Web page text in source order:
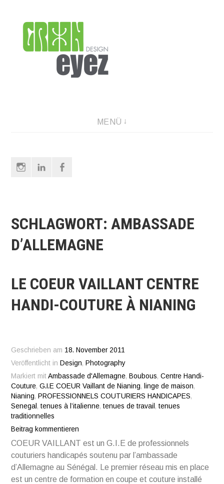
zum
Inhalt
graphic design & photography
MENÜ
InstagramLinkedIn
SCHLAGWORT:AMBASSADE
D’ALLEMAGNE
LE COEUR VAILLANT CENTRE
HANDI-COUTURE À NIANING
Geschrieben am 18. November 2011
Veröffentlicht in Design, Photography
Markiert mitAmbassade d'Allemagne, Boubous,Centre Handi-
Couture,G.I.E COEUR Vaillant de Nianing, linge de maison,
Nianing, PROFESSIONNELS COUTURIERS HANDICAPES,
Senegal ,tenues à l’italienne,tenues de travail ,tenues
traditionnelles
Beitrag kommentieren
COEUR VAILLANT est un G.I.E de professionnels
couturiers handicapés soutenu par l’ambassade
d’Allemagne au Sénégal. Le premier réseau mis en place
est un centre de formation en coupe et couture installé